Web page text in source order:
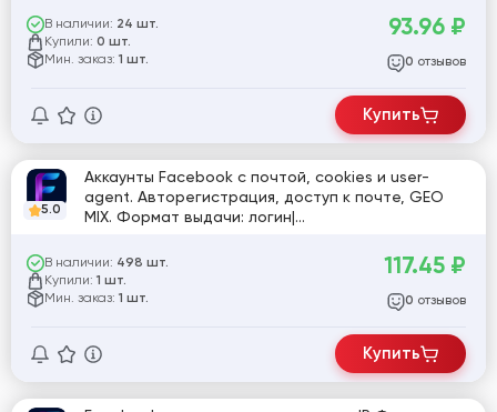
В наличии: 24 шт.
Купили: 0 шт.
Мин. заказ: 1 шт.
93.96 ₽
0 отзывов
Купить
5.0
Аккаунты Facebook с почтой, cookies и user-
agent. Авторегистрация, доступ к почте, GEO
MIX. Формат выдачи: логин|
[803528]
В наличии: 498 шт.
Купили: 1 шт.
Мин. заказ: 1 шт.
117.45 ₽
0 отзывов
Купить